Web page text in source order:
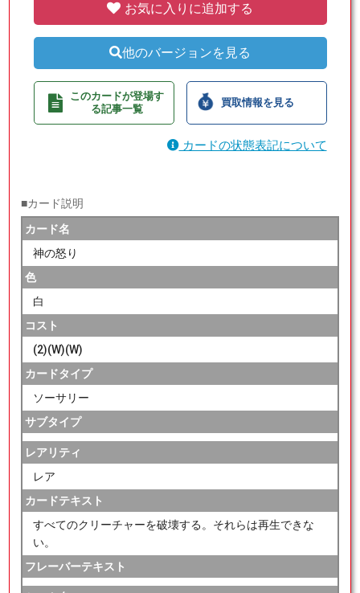
お気に入りに追加する
他のバージョンを見る
このカードが登場す
る記事一覧
買取情報を見る
カードの状態表記について
■カード説明
カード名
神の怒り
色
白
コスト
(2)(W)(W)
カードタイプ
ソーサリー
サブタイプ
レアリティ
レア
カードテキスト
すべてのクリーチャーを破壊する。それらは再生できな
い。
フレーバーテキスト